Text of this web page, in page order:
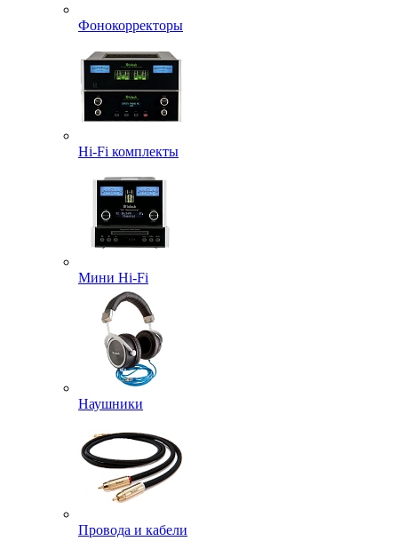
Фонокорректоры
Hi-Fi комплекты
Мини Hi-Fi
Наушники
Провода и кабели